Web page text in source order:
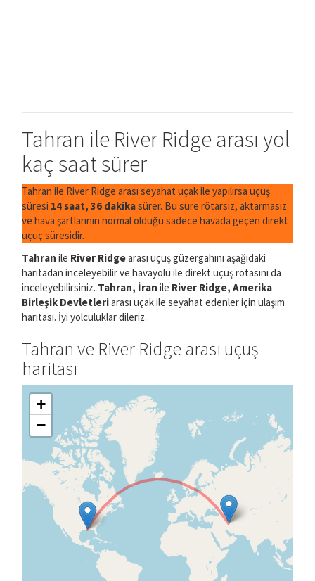
Tahran ile River Ridge arası yol
kaç saat sürer
Tahran ile River Ridge arası seyahat uçak ile yapılırsa uçuş
süresi 14 saat, 36 dakikasürer. Bu süre rötarsız, aktarmasız
ve hava şartlarının normal olduğu sadece havada geçen direkt
uçuç süresidir.
Tahran ile River Ridgearası uçuş güzergahını aşağıdaki
haritadan inceleyebilir ve havayolu ile direkt uçuş rotasını da
inceleyebilirsiniz. Tahran, İran ile River Ridge, Amerika
Birleşik Devletleriarası uçak ile seyahat edenler için ulaşım
harıtası. İyi yolculuklar dileriz.
Tahran ve River Ridge arası uçuş
haritası
+
−